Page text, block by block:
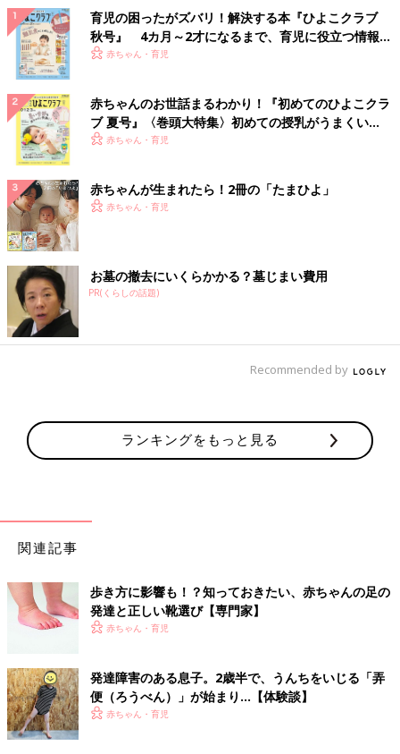
触覚は自分の身を守るためには欠かせませんが、一方でスキンシ
ップなどを通じて「心地いい」と感じることも。やわらかい人形
のおもちゃなどを握らせるなどして、適度な刺激を与えてあげま
しょう。触覚への刺激は脳の発達にも必要なことです。
胎教としておなかの中の赤ちゃんにクラシック音楽などを聞かせ
たり、積極的に話しかけたりする人も多いと思いますが、そうし
た音や声も赤ちゃんには届いているようです。一方、視覚のよう
に生まれたときに未発達の感覚もあります。そうした違いを知っ
ておくことで、過度な心配を防ぐとともに、赤ちゃんが気持ちよ
く過ごせるようないい刺激も与えてあげたいですね。(取材・文
／香川 誠、ひよこクラブ編集部)
監修／本田真美先生
みくりキッズくりにっく院長。小児神経専門医。東京慈恵会医科
大学卒業。国立成育医療研究センター、都立東部療育センターな
どを経て現職。おもちゃコーディネーターでもあります。
ではの関わり方【赤ちゃん期～8歳まで】
●記事の内容は記事執筆当時の情報であり、現在と異なる場合が
育児の困ったがズバリ！解決する本『ひよこクラブ
秋号』 4カ月～2才になるまで、育児に役立つ情報が
いっぱい！
赤ちゃん・育児
赤ちゃんのお世話まるわかり！『初めてのひよこクラ
ブ 夏号』〈巻頭大特集〉初めての授乳がうまくい
く！ おっぱい・ミルクの基本と夏のトラブル 解決テ
赤ちゃん・育児
赤ちゃんが生まれたら！2冊の「たまひよ」
赤ちゃん・育児
お墓の撤去にいくらかかる？墓じまい費用
PR(くらしの話題)
Recommended by
ランキングをもっと見る
関連記事
歩き方に影響も！？知っておきたい、赤ちゃんの足の
発達と正しい靴選び【専門家】
赤ちゃん・育児
発達障害のある息子。2歳半で、うんちをいじる「弄
便（ろうべん）」が始まり…【体験談】
赤ちゃん・育児